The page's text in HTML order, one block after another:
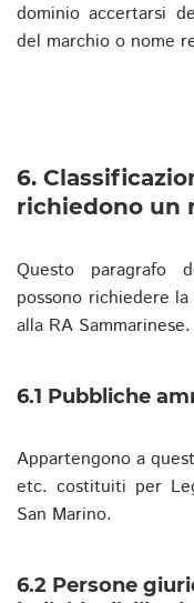
dominio accertarsi
del marchio o nome
6.
richiedono un
Questo paragrafo
possono richiedere
alla RA Sammarinese.
6.1 Pubbliche
Appartengono a
etc. costituiti per
San Marino.
6.2 Persone